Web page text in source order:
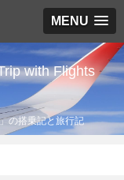
MENU
with Flights
の搭乗記と旅行記